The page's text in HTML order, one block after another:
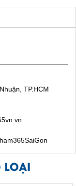
TP.HCM
LOẠI